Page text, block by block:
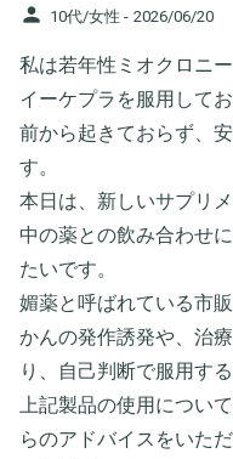
person 10代/女性 - 2026/06/20
私は若年性ミオクロニ
イーケプラを服用して
前から起きておらず、
す。
本日は、新しいサプリ
中の薬との飲み合わせ
たいです。
媚薬と呼ばれている市
かんの発作誘発や、治
り、自己判断で服用す
上記製品の使用につい
らのアドバイスをいた